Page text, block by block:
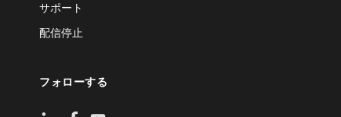
サポート
配信停止
フォローする